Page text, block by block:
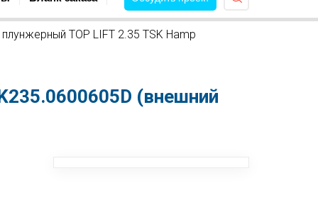
TOP LIFT 2.35 TSK Hamp
(внешний